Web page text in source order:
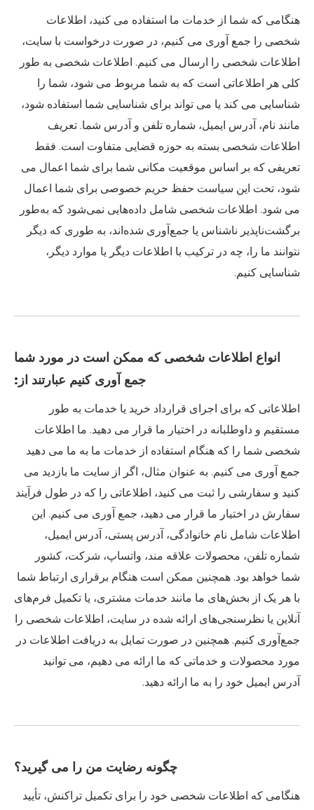
هنگامی که شما از خدمات ما استفاده می کنید، اطلاعات
شخصی را جمع آوری می کنیم، در صورت درخواست با سایت،
اطلاعات شخصی را ارسال می کنیم. اطلاعات شخصی به طور
کلی هر اطلاعاتی است که به شما مربوط می شود، شما را
شناسایی می کند یا می تواند برای شناسایی شما استفاده شود،
مانند نام، آدرس ایمیل، شماره تلفن و آدرس شما. تعریف
اطلاعات شخصی بسته به حوزه قضایی متفاوت است. فقط
تعریفی که بر اساس موقعیت مکانی شما برای شما اعمال می
شود، تحت این سیاست حفظ حریم خصوصی برای شما اعمال
می شود. اطلاعات شخصی شامل داده‌هایی نمی‌شود که به‌طور
برگشت‌ناپذیر ناشناس یا جمع‌آوری شده‌اند، به طوری که دیگر
نتوانند ما را، چه در ترکیب با اطلاعات دیگر یا موارد دیگر،
شناسایی کنیم.
انواع اطلاعات شخصی که ممکن است در مورد شما
جمع آوری کنیم عبارتند از:
اطلاعاتی که برای اجرای قرارداد خرید یا خدمات به طور
مستقیم و داوطلبانه در اختیار ما قرار می دهید. ما اطلاعات
شخصی شما را که هنگام استفاده از خدمات ما به ما می دهید
جمع آوری می کنیم. به عنوان مثال، اگر از سایت ما بازدید می
کنید و سفارشی را ثبت می کنید، اطلاعاتی را که در طول فرآیند
سفارش در اختیار ما قرار می دهید، جمع آوری می کنیم. این
اطلاعات شامل نام خانوادگی، آدرس پستی، آدرس ایمیل،
شماره تلفن، محصولات علاقه مند، واتساپ، شرکت، کشور
شما خواهد بود. همچنین ممکن است هنگام برقراری ارتباط شما
با هر یک از بخش‌های ما مانند خدمات مشتری، یا تکمیل فرم‌های
آنلاین یا نظرسنجی‌های ارائه شده در سایت، اطلاعات شخصی را
جمع‌آوری کنیم. همچنین در صورت تمایل به دریافت اطلاعات در
مورد محصولات و خدماتی که ما ارائه می دهیم، می توانید
آدرس ایمیل خود را به ما ارائه دهید.
چگونه رضایت من را می گیرید؟
هنگامی که اطلاعات شخصی خود را برای تکمیل تراکنش، تأیید